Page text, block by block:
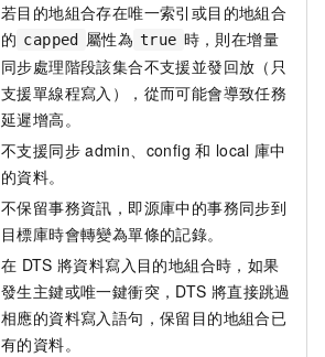
若目的地組合存在唯一索引或目的地組合
的 capped 屬性為 true 時，則在增量
同步處理階段該集合不支援並發回放（只
支援單線程寫入），從而可能會導致任務
延遲增高。
不支援同步 admin、config 和 local 庫中
的資料。
不保留事務資訊，即源庫中的事務同步到
目標庫時會轉變為單條的記錄。
在 DTS 將資料寫入目的地組合時，如果
發生主鍵或唯一鍵衝突，DTS 將直接跳過
相應的資料寫入語句，保留目的地組合已
有的資料。